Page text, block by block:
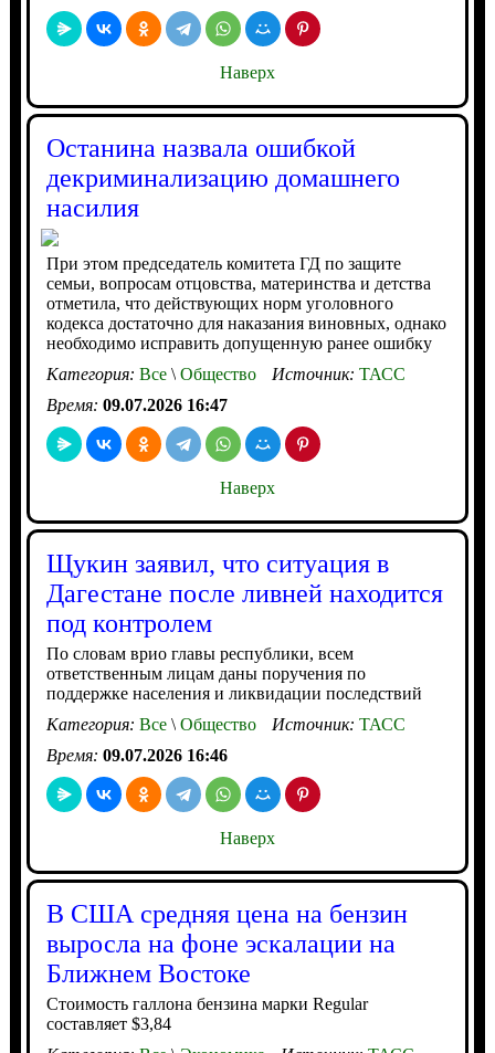
Наверх
Останина назвала ошибкой
декриминализацию домашнего
насилия
При этом председатель комитета ГД по защите
семьи, вопросам отцовства, материнства и детства
отметила, что действующих норм уголовного
кодекса достаточно для наказания виновных, однако
необходимо исправить допущенную ранее ошибку
Категория: Все\Общество Источник: ТАСС
Время: 09.07.2026 16:47
Наверх
Щукин заявил, что ситуация в
Дагестане после ливней находится
под контролем
По словам врио главы республики, всем
ответственным лицам даны поручения по
поддержке населения и ликвидации последствий
Категория: Все\Общество Источник: ТАСС
Время: 09.07.2026 16:46
Наверх
В США средняя цена на бензин
выросла на фоне эскалации на
Ближнем Востоке
Стоимость галлона бензина марки Regular
составляет $3,84